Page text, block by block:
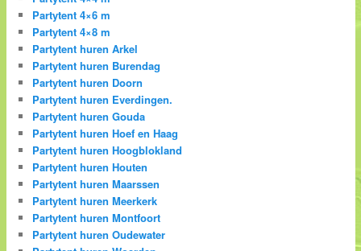
Partytent 4×6 m
Partytent 4×8 m
Partytent huren Arkel
Partytent huren Burendag
Partytent huren Doorn
Partytent huren Everdingen.
Partytent huren Gouda
Partytent huren Hoef en Haag
Partytent huren Hoogblokland
Partytent huren Houten
Partytent huren Maarssen
Partytent huren Meerkerk
Partytent huren Montfoort
Partytent huren Oudewater